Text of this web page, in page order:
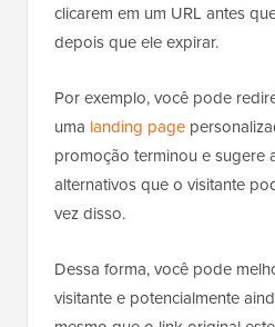
clicarem em um URL antes
depois que ele expirar.
Por exemplo, você pode
uma landing page
promoção terminou e sugere
alternativos que o visitante
vez disso.
Dessa forma, você pode
visitante e potencialmente